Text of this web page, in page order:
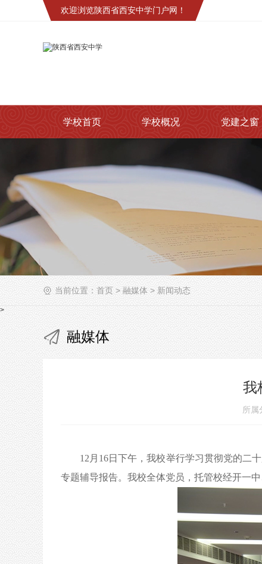
欢迎浏览陕西省西安中学门户网！
学校首页 学校概况 党建之窗
当前位置： 首页 > 融媒体 > 新闻动态
>
融媒体
我
所
12月16日下午，我校举行学习贯彻党的二
专题辅导报告。 我校全体党员，托管校经开一